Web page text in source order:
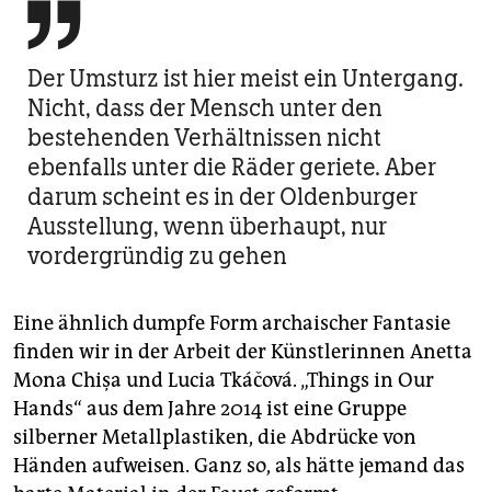

Der Umsturz ist hier meist ein Untergang.
Nicht, dass der Mensch unter den
bestehenden Verhältnissen nicht
ebenfalls unter die Räder geriete. Aber
darum scheint es in der Oldenburger
Ausstellung, wenn überhaupt, nur
vordergründig zu gehen
Eine ähnlich dumpfe Form archaischer Fantasie
finden wir in der Arbeit der Künstlerinnen Anetta
Mona Chişa und Lucia Tkáčová. „Things in Our
Hands“ aus dem Jahre 2014 ist eine Gruppe
silberner Metallplastiken, die Abdrücke von
Händen aufweisen. Ganz so, als hätte jemand das